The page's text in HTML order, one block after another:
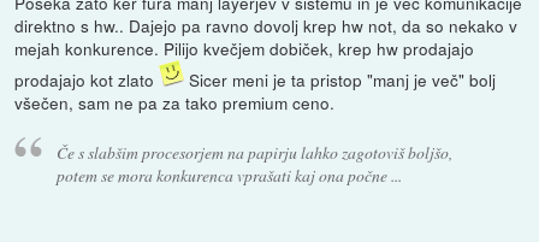
direktno s hw.. Dajejo pa ravno dovolj krep hw not, da so nekako v
mejah konkurence. Pilijo kvečjem dobiček, krep hw prodajajo
prodajajo kot zlato
Sicer meni je ta pristop "manj je več" bolj
všečen, sam ne pa za tako premium ceno.
Če s slabšim procesorjem na papirju lahko zagotoviš boljšo,
potem se mora konkurenca vprašati kaj ona počne ...